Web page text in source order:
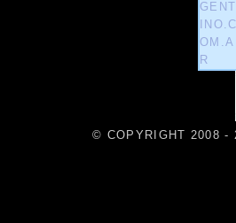
© COPYRIGHT 2008